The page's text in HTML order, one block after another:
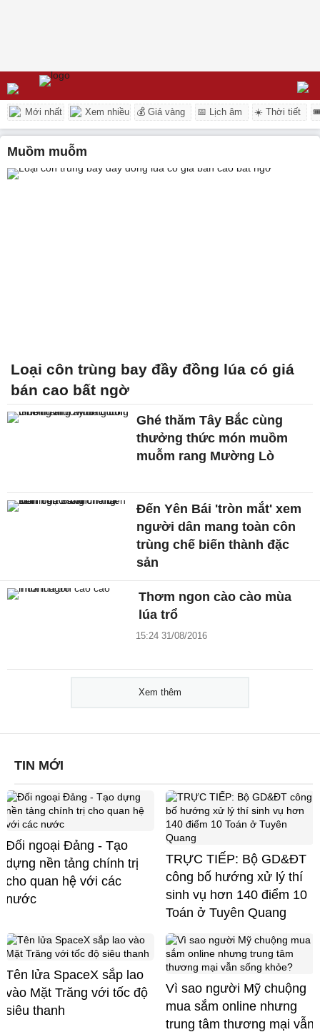
Mới nhất Xem nhiều 💰 Giá vàng 📅 Lịch âm ☀️ Thời tiết
muồm muỗm
Loại côn trùng bay đầy đồng lúa có giá
bán cao bất ngờ
Ghé thăm Tây Bắc cùng
thưởng thức món muồm
muỗm rang Mường Lò
Đến Yên Bái 'tròn mắt' xem
người dân mang toàn côn
trùng chế biến thành đặc
sản
Thơm ngon cào cào mùa
lúa trổ
15:24 31/08/2016
Xem thêm
TIN MỚI
Đối ngoại Đảng - Tạo
dựng nền tảng chính trị
cho quan hệ với các
nước
TRỰC TIẾP: Bộ GD&ĐT
công bố hướng xử lý thí
sinh vụ hơn 140 điểm 10
Toán ở Tuyên Quang
Tên lửa SpaceX sắp lao
vào Mặt Trăng với tốc độ
siêu thanh
Vì sao người Mỹ chuộng
mua sắm online nhưng
trung tâm thương mại vẫn